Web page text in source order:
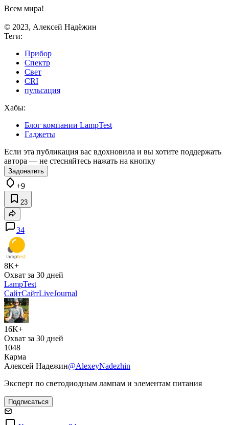
Всем мира!
© 2023, Алексей Надёжин
Теги:
Прибор
Спектр
Свет
CRI
пульсация
Хабы:
Блог компании LampTest
Гаджеты
Если эта публикация вас вдохновила и вы хотите поддержать
автора — не стесняйтесь нажать на кнопку
Задонатить
+9
23
34
8K+
Охват за 30 дней
LampTest
СайтСайтLiveJournal
16K+
Охват за 30 дней
1048
Карма
Алексей Надежин@AlexeyNadezhin
Эксперт по светодиодным лампам и элементам питания
Подписаться